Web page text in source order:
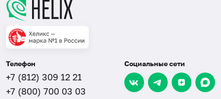
Телефон
+7 (812) 309 12 21
+7 (800) 700 03 03
Социальные сети